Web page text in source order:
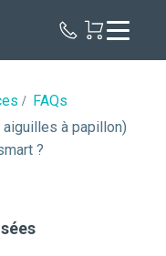
FAQs
à papillon)
?